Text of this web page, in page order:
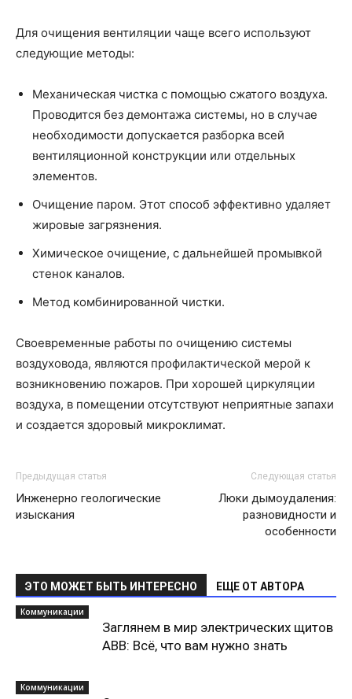
Для очищения вентиляции чаще всего используют
следующие методы:
Механическая чистка с помощью сжатого воздуха.
Проводится без демонтажа системы, но в случае
необходимости допускается разборка всей
вентиляционной конструкции или отдельных
элементов.
Очищение паром. Этот способ эффективно удаляет
жировые загрязнения.
Химическое очищение, с дальнейшей промывкой
стенок каналов.
Метод комбинированной чистки.
Своевременные работы по очищению системы
воздуховода, являются профилактической мерой к
возникновению пожаров. При хорошей циркуляции
воздуха, в помещении отсутствуют неприятные запахи
и создается здоровый микроклимат.
Предыдущая статья
Инженерно геологические
изыскания
Следующая статья
Люки дымоудаления:
разновидности и
особенности
ЭТО МОЖЕТ БЫТЬ ИНТЕРЕСНО ЕЩЕ ОТ АВТОРА
Коммуникации
Заглянем в мир электрических щитов
ABB: Всё, что вам нужно знать
Коммуникации